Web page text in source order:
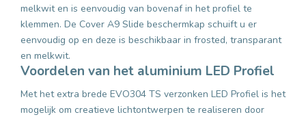
melkwit en is eenvoudig van bovenaf in het profiel te
klemmen. De Cover A9 Slide beschermkap schuift u er
eenvoudig op en deze is beschikbaar in frosted, transparant
en melkwit.
Voordelen van het aluminium LED Profiel
Met het extra brede EVO304 TS verzonken LED Profiel is het
mogelijk om creatieve lichtontwerpen te realiseren door